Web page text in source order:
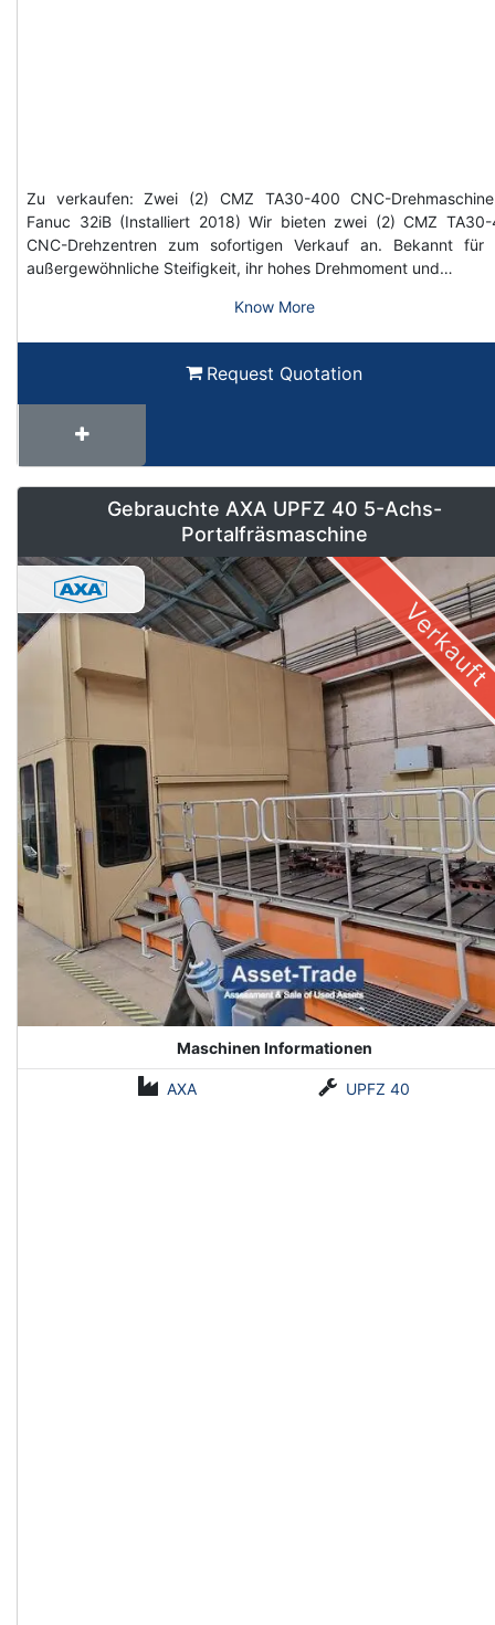
Zu verkaufen: Zwei (2) CMZ TA30-400 CNC-
Fanuc 32iB (Installiert 2018) Wir bieten zwei (2) CMZ
CNC-Drehzentren zum sofortigen Verkauf an. Bekannt für
außergewöhnliche Steifigkeit, ihr hohes Drehmoment und…
Know More
Request Quotation
Gebrauchte AXA UPFZ 40 5-Achs-
Portalfräsmaschine
Verkauft
Maschinen Informationen
AXA UPFZ 40